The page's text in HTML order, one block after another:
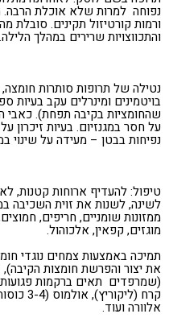
נפוחה למרות שלא אוכלת הרבה.
ורמות קורטיזול תקינים. סובלת
והתכווצויות שרירים במהלך הלילה.
נטילה של תרופות סותרות
בויטמינים ומינרלים עקב בעיות
שהחומציות בקיבה תפחת). כאבי
נפיחות בבטן – מעידה על שינוי
טיפול: להעדיף ארוחות קטנות,
לשינה, לשנות את זוית השכיבה
ממזונות שומניים, חריפים,
מוגזים, קפאין, אלכוהול.
תמיכה באמצעות צמחים נוגדי
את יצור והפרשת חומצות הקיבה),
(שמרפדים תאים ברקמות
קרח
אלוורה ועוד.